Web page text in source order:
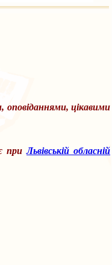
оповіданнями, цікавими
приЛьвівській обласній